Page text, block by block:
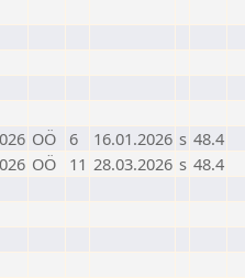
OÖ 6 16.01.2026 s 48.4
OÖ 11 28.03.2026 s 48.4